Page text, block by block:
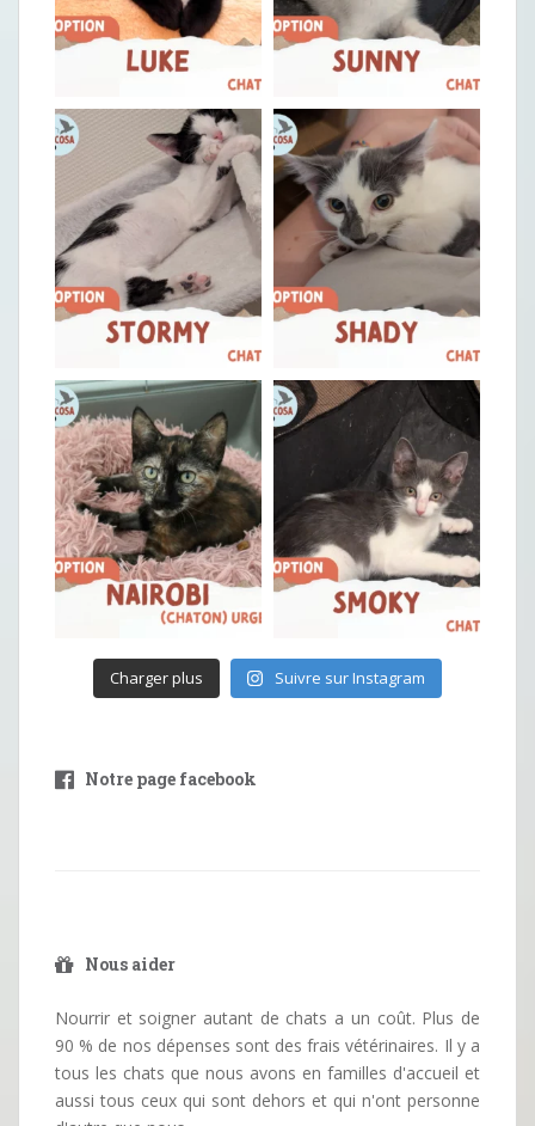
Charger plus Suivre sur Instagram
Notre page facebook
Nous aider
Nourrir et soigner autant de chats a un coût. Plus de
90 % de nos dépenses sont des frais vétérinaires. Il y a
tous les chats que nous avons en familles d'accueil et
aussi tous ceux qui sont dehors et qui n'ont personne